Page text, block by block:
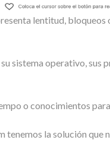
lentitud, bloqueos
sistema operativo, sus
o conocimientos
tenemos la solución que